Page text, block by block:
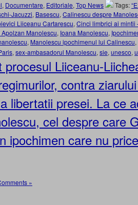
, Documentare, Editoriale, Top News Tags:
Jacuzzi, Basescu, Calinescu despre
Liiceanu Cartarescu, Cinci limbrici ai mintii
Apolzan Manolescu, Ioana Manolescu,
, Manolescu ipochimenul lui Calinescu,
, sex-ambasadorul Manolescu, sie, unesco,
Liiceanu-
contra
libertatii presei. La ce
cel despre care
ipochimen care nu
»